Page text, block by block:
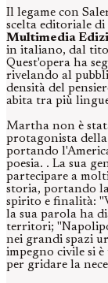
Il legame con
scelta editoriale
Multimedia
in italiano, dal
Quest'opera ha
rivelando al
densità del
abita tra più
Martha non è
protagonista
portando
poesia. . La sua
partecipare a
storia, portando
spirito e finalità:
la sua parola ha
territori;
nei grandi spazi
impegno civile si
per gridare la